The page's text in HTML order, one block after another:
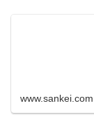
www.sankei.com